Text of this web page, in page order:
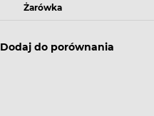
Żarówka
Dodaj do porównania